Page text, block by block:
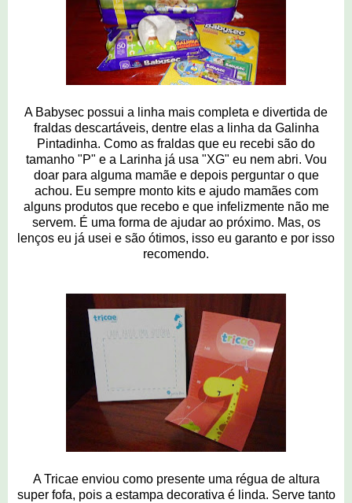
A Babysec possui a linha mais completa e divertida de
fraldas descartáveis, dentre elas a linha da Galinha
Pintadinha. Como as fraldas que eu recebi são do
tamanho "P" e a Larinha já usa "XG" eu nem abri. Vou
doar para alguma mamãe e depois perguntar o que
achou. Eu sempre monto kits e ajudo mamães com
alguns produtos que recebo e que infelizmente não me
servem. É uma forma de ajudar ao próximo. Mas, os
lenços eu já usei e são ótimos, isso eu garanto e por isso
recomendo.
A Tricae enviou como presente uma régua de altura
super fofa, pois a estampa decorativa é linda. Serve tanto